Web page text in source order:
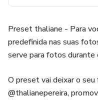
Preset thaliane - Para
predefinida nas suas
serve para fotos durante
O preset vai deixar o
@thalianepereira,